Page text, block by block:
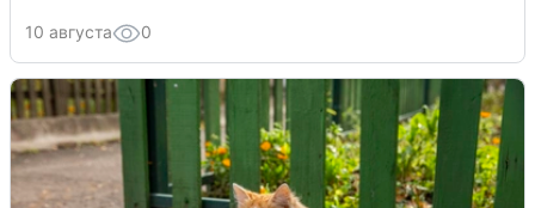
10 августа 0